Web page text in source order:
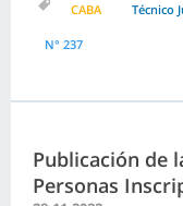
CABA Técnico
N° 237
Publicación de
Personas